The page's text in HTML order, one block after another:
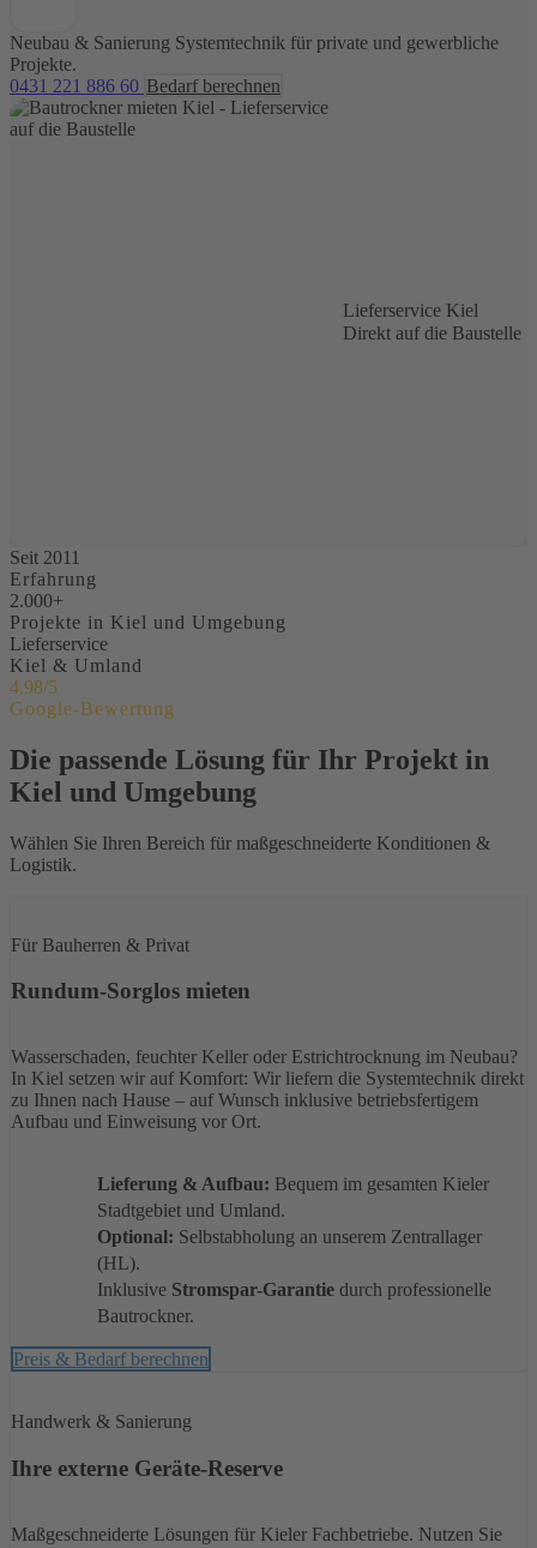
Neubau & Sanierung Systemtechnik für private und gewerbliche
Projekte.
0431 221 886 60 Bedarf berechnen
Lieferservice Kiel
Direkt auf die Baustelle
Seit 2011
Erfahrung
2.000+
Projekte in Kiel und Umgebung
Lieferservice
Kiel & Umland
4,98/5
Google-Bewertung
Die passende Lösung für Ihr Projekt in
Kiel und Umgebung
Wählen Sie Ihren Bereich für maßgeschneiderte Konditionen &
Logistik.
Für Bauherren & Privat
Rundum-Sorglos mieten
Wasserschaden, feuchter Keller oder Estrichtrocknung im Neubau?
In Kiel setzen wir auf Komfort: Wir liefern die Systemtechnik direkt
zu Ihnen nach Hause – auf Wunsch inklusive betriebsfertigem
Aufbau und Einweisung vor Ort.
Lieferung & Aufbau: Bequem im gesamten Kieler
Stadtgebiet und Umland.
Optional: Selbstabholung an unserem Zentrallager
(HL).
Inklusive Stromspar-Garantie durch professionelle
Bautrockner.
Preis & Bedarf berechnen
Handwerk & Sanierung
Ihre externe Geräte-Reserve
Maßgeschneiderte Lösungen für Kieler Fachbetriebe. Nutzen Sie